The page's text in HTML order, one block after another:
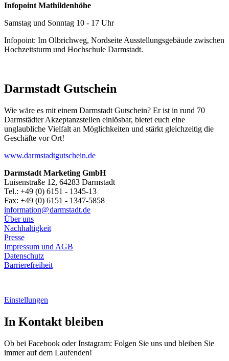
Infopoint Mathildenhöhe
Samstag und Sonntag 10 - 17 Uhr
Infopoint: Im Olbrichweg, Nordseite Ausstellungsgebäude zwischen
Hochzeitsturm und Hochschule Darmstadt.
Darmstadt Gutschein
Wie wäre es mit einem Darmstadt Gutschein? Er ist in rund 70
Darmstädter Akzeptanzstellen einlösbar, bietet euch eine
unglaubliche Vielfalt an Möglichkeiten und stärkt gleichzeitig die
Geschäfte vor Ort!
www.darmstadtgutschein.de
Darmstadt Marketing GmbH
Luisenstraße 12, 64283 Darmstadt
Tel.: +49 (0) 6151 - 1345-13
Fax: +49 (0) 6151 - 1347-5858
information@darmstadt.de
Über uns
Nachhaltigkeit
Presse
Impressum und AGB
Datenschutz
Barrierefreiheit
Einstellungen
In Kontakt bleiben
Ob bei Facebook oder Instagram: Folgen Sie uns und bleiben Sie
immer auf dem Laufenden!